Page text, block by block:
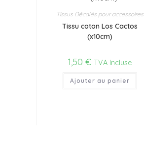
Tissus Décalés pour accessoires
Tissu coton Los Cactos
(x10cm)
1,50€ TVA Incluse
Ajouter au panier